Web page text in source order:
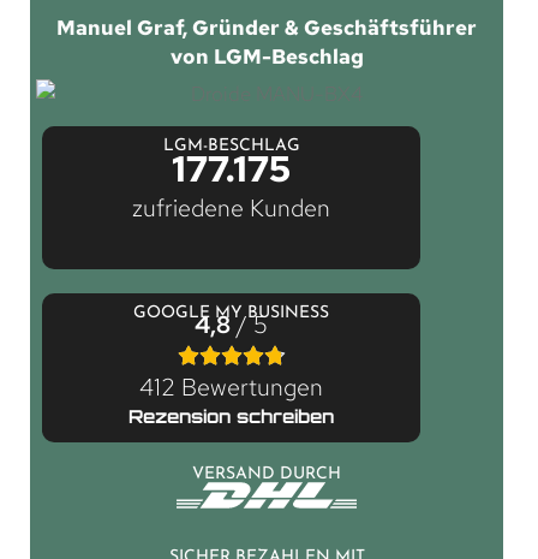
Manuel Graf, Gründer & Geschäftsführer
von LGM-Beschlag
LGM-BESCHLAG
177.175
zufriedene Kunden
GOOGLE MY BUSINESS
4,8/ 5
412 Bewertungen
Rezension schreiben
VERSAND DURCH